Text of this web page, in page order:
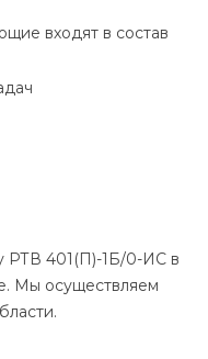
входят в состав
РТВ 401(П)-1Б/0-ИС в
Мы осуществляем